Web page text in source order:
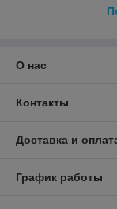
О нас
Контакты
Доставка и
График работы